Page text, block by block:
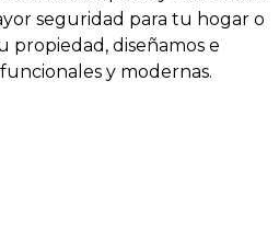
seguridad para tu hogar o
propiedad, diseñamos e
y modernas.